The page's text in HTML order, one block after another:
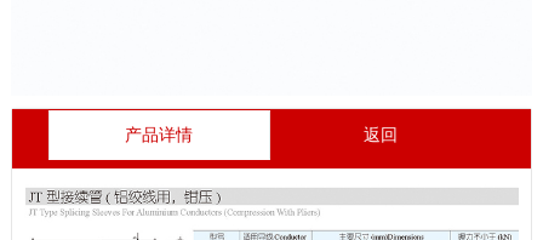
产品详情 返回